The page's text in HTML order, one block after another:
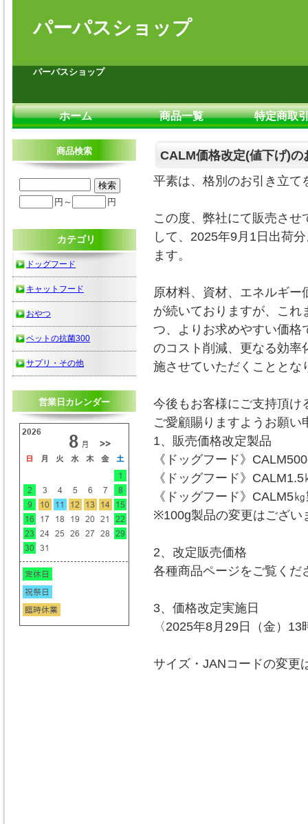
パーパスショップ
パーパスショップ
ホーム 商品一覧 特定商取
CALM価格改定(値下げ)の
平素は、格別のお引き立て
この度、弊社にて販売さ
して、2025年9月1日出荷
ます。
原材料、資材、エネルギ
が続いておりますが、こ
つ、よりお求めやすい価格
のコスト削減、更なる効率
施させていただくこととな
今後もお客様にご支持頂け
ご愛顧賜りますようお願い
1、販売価格改定製品
《ドッグフード》
《ドッグフード》
《ドッグフード》CALM5
※100g製品の変更はござい
2、改定販売価格
各種商品ページをご覧くだ
3、価格改定実施日
〈2025年8月29日（金）13
サイズ・JANコードの変更
商品検索
円～ 円
カテゴリ
ドッグフード
キャットフード
おやつ
ペットの抗菌300
サプリ・その他
営業日カレンダー